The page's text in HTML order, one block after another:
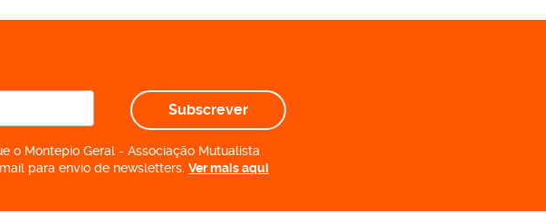
Subscrever
o Montepio Geral - Associação Mutualista
para envio de newsletters. Ver mais aqui